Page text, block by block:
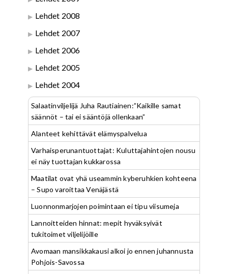
Lehdet 2008
Lehdet 2007
Lehdet 2006
Lehdet 2005
Lehdet 2004
Salaatinviljelijä Juha Rautiainen:”Kaikille samat
säännöt – tai ei sääntöjä ollenkaan”
Alanteet kehittävät elämyspalvelua
Varhaisperunantuottajat: Kuluttajahintojen nousu
ei näy tuottajan kukkarossa
Maatilat ovat yhä useammin kyberuhkien kohteena
– Supo varoittaa Venäjästä
Luonnonmarjojen poimintaan ei tipu viisumeja
Lannoitteiden hinnat: mepit hyväksyivät
tukitoimet viljelijöille
Avomaan mansikkakausi alkoi jo ennen juhannusta
Pohjois-Savossa